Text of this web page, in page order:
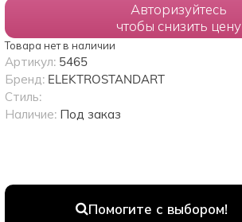
Авторизуйтесь
чтобы снизить цену
Товара нет в наличии
Помогите с выбором!
Артикул: 5465
Бренд: ELEKTROSTANDART
Стиль:
Наличие: Под заказ